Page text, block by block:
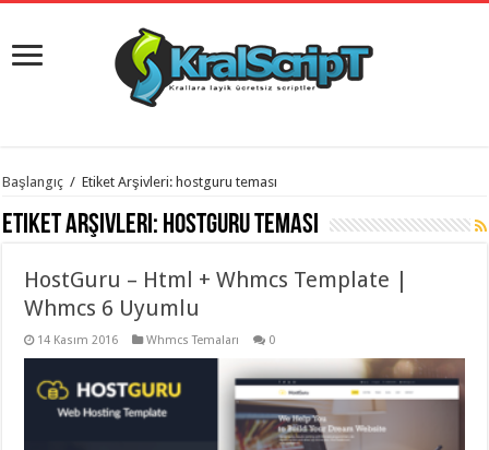
istanbul
evden
eve
organizasyon ,
gaziantep
evden
taşımacılık,
evden
taşımacılık,
gaziantep
Başlangıç / Etiket Arşivleri: hostguru teması
Etiket Arşivleri: hostguru teması
HostGuru – Html + Whmcs Template |
Whmcs 6 Uyumlu
14 Kasım 2016 Whmcs Temaları 0